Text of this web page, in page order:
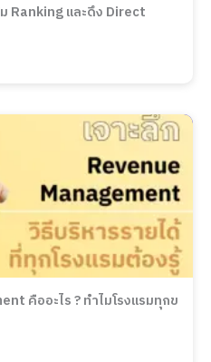
Ranking และดึง Direct
คืออะไร ? ทำไมโรงแรมทุกข